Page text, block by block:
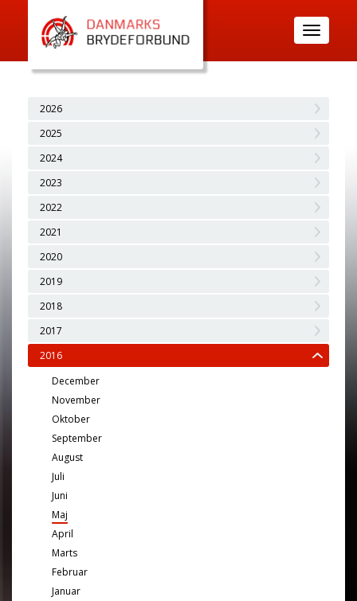
Toggle
navigation
2026
2025
2024
2023
2022
2021
2020
2019
2018
2017
2016
December
November
Oktober
September
August
Juli
Juni
Maj
April
Marts
Februar
Januar